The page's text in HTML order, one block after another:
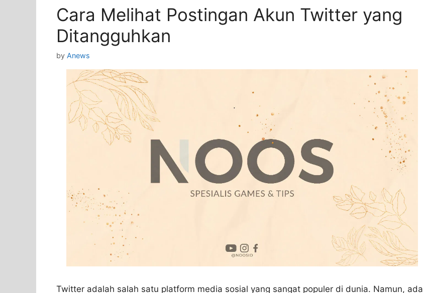
Cara Melihat Postingan Akun Twitter yang
Ditangguhkan
by Anews
Twitter adalah salah satu platform media sosial yang sangat populer di dunia. Namun, ada